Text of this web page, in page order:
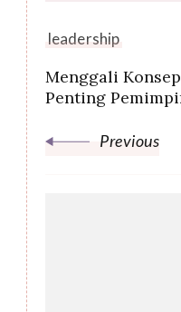
leadership
Menggali
Penting
Previous